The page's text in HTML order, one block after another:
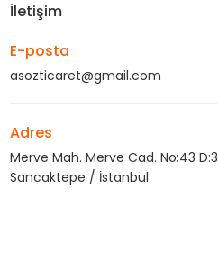
İletişim
E-posta
asozticaret@gmail.com
Adres
Merve Mah. Merve Cad. No:43 D:3
Sancaktepe / İstanbul